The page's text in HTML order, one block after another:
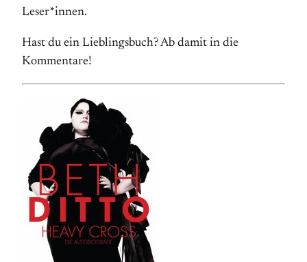
Leser*innen.
Hast du ein Lieblingsbuch? Ab damit in die
Kommentare!